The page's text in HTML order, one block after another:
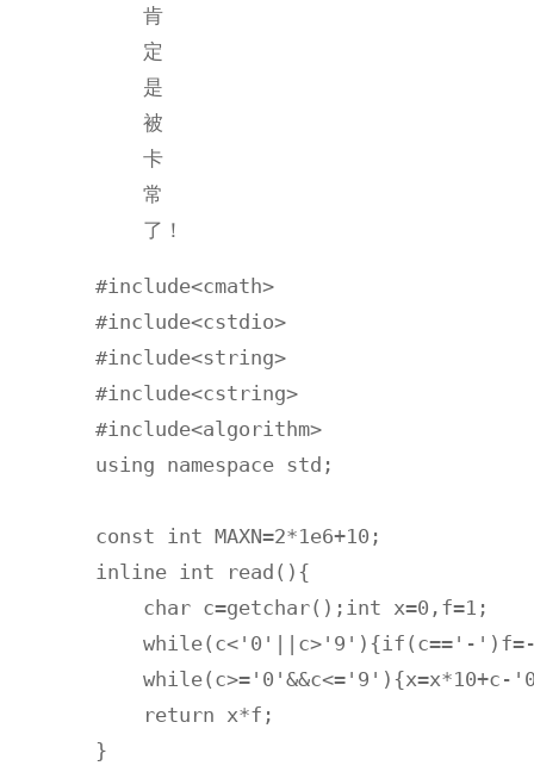
肯
定
是
被
卡
常
了！
#include<cmath>
#include<cstdio>
#include<string>
#include<cstring>
#include<algorithm>
using namespace std;
const int MAXN=2*1e6+10;
inline int read(){
    char c=getchar();int x=0,f=1;
while(c<'0'||c>'9'){if(c=='-
while(c>='0'&&c<='9'){x=x*10+c-
    return x*f;
}